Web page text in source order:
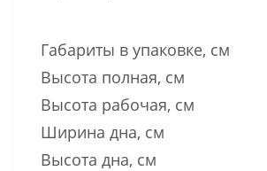
Габариты в упаковке, см
Высота полная, см
Высота рабочая, см
Ширина дна, см
Высота дна, см